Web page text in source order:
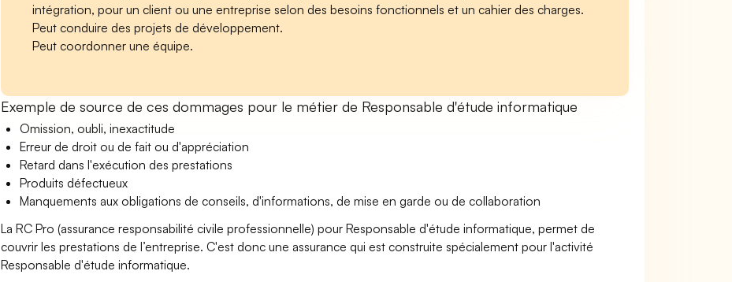
intégration, pour un client ou une entreprise selon des besoins fonctionnels et un cahier des charges.
Peut conduire des projets de développement.
Peut coordonner une équipe.
Exemple de source de ces dommages pour le métier de Responsable d'étude informatique
Omission, oubli, inexactitude
Erreur de droit ou de fait ou d'appréciation
Retard dans l'exécution des prestations
Produits défectueux
Manquements aux obligations de conseils, d'informations, de mise en garde ou de collaboration
La RC Pro (assurance responsabilité civile professionnelle) pour Responsable d'étude informatique, permet de
couvrir les prestations de l’entreprise. C'est donc une assurance qui est construite spécialement pour l'activité
Responsable d'étude informatique.